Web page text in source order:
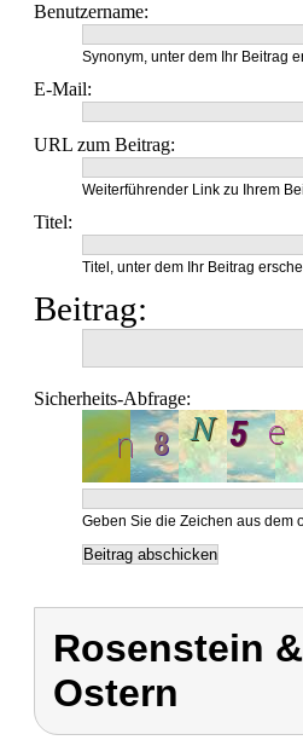
Benutzername:
Synonym, unter dem Ihr Beitrag
E-Mail:
URL zum Beitrag:
Weiterführender Link zu Ihrem
Titel:
Titel, unter dem Ihr Beitrag
Beitrag:
Sicherheits-Abfrage:
Geben Sie die Zeichen aus dem
Rosenstein
Ostern